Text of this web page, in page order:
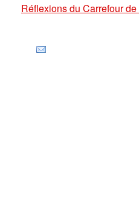
Réflexions du Carrefour